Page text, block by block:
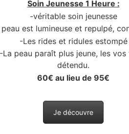
Soin Jeunesse 1 Heure :
-véritable soin jeunesse
est lumineuse et repulpé,
-Les rides et ridules estompé
-La peau paraît plus jeune, les vos
détendu.
60€ au lieu de 95€
Je découvre